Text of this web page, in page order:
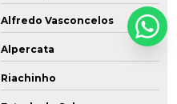
Alfredo Vasconcelos
Alpercata
Riachinho